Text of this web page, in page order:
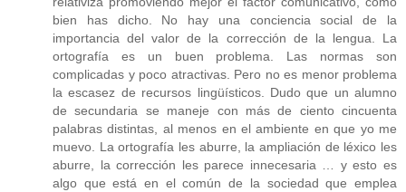
bien has dicho. No hay una conciencia social de la
importancia del valor de la corrección de la lengua. La
ortografía es un buen problema. Las normas son
complicadas y poco atractivas. Pero no es menor problema
la escasez de recursos lingüísticos. Dudo que un alumno
de secundaria se maneje con más de ciento cincuenta
palabras distintas, al menos en el ambiente en que yo me
muevo. La ortografía les aburre, la ampliación de léxico les
aburre, la corrección les parece innecesaria … y esto es
algo que está en el común de la sociedad que emplea